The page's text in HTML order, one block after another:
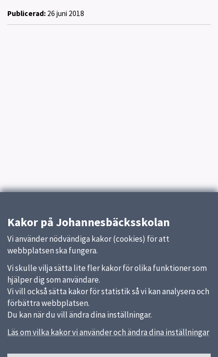
Publicerad: 26 juni 2018
Kakor på Johannesbäcksskolan
Vi använder nödvändiga kakor (cookies) för att
webbplatsen ska fungera.
Vi skulle vilja sätta lite fler kakor för olika funktioner som
hjälper dig som användare.
Vi vill också sätta kakor för statistik så vi kan analysera och
förbättra webbplatsen.
Du kan när du vill ändra dina inställningar.
Läs om vilka kakor vi använder och ändra dina inställningar